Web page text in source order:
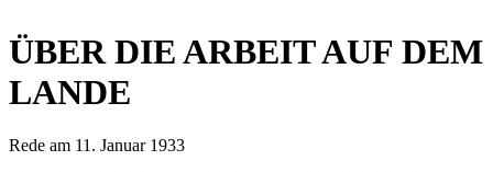
ÜBER DIE ARBEIT AUF DEM
LANDE
Rede am 11. Januar 1933